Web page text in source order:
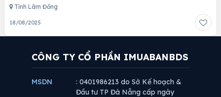
Tỉnh Lâm Đồng
18/08/2025
CÔNG TY CỔ PHẦN IMUABANBDS
MSDN
: 0401986213 do Sở Kế hoạch &
Đầu tư TP Đà Nẵng cấp ngày